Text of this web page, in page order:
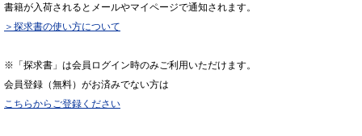
書籍が入荷されるとメールやマイページで通知されます。
＞探求書の使い方について
※「探求書」は会員ログイン時のみご利用いただけます。
会員登録（無料）がお済みでない方は
こちらからご登録ください